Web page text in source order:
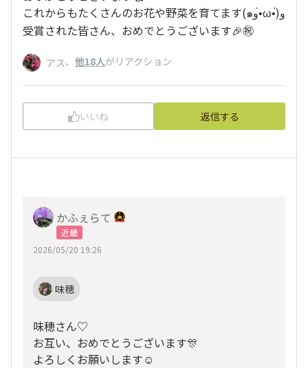
これからもたくさんのお花や野菜を育てます(๑و•̀ω•́)و
受賞された皆さん、おめでとうございます🎉㊗️
アス、 他18人がリアクション
いいね 返信する
かふぇらて
近畿
2026/05/20 19:26
味穂
味穂さん♡
お互い、おめでとうございます🎊
よろしくお願いします☺️